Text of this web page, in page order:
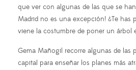
que ver con algunas de las que se
Madrid no es una excepción! ¿Te has
viene la costumbre de poner un árbol
Gema Mañogil recorre algunas de las
capital para enseñar los planes más